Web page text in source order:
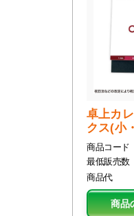
卓上カ
クス(小
商品コード
最低販売数
商品代
商品